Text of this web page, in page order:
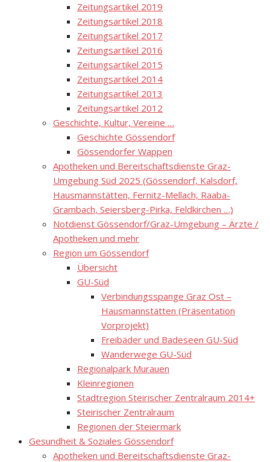
Zeitungsartikel 2019
Zeitungsartikel 2018
Zeitungsartikel 2017
Zeitungsartikel 2016
Zeitungsartikel 2015
Zeitungsartikel 2014
Zeitungsartikel 2013
Zeitungsartikel 2012
Geschichte, Kultur, Vereine …
Geschichte Gössendorf
Gössendorfer Wappen
Apotheken und Bereitschaftsdienste Graz-
Umgebung Süd 2025 (Gössendorf, Kalsdorf,
Hausmannstätten, Fernitz-Mellach, Raaba-
Grambach, Seiersberg-Pirka, Feldkirchen …)
Notdienst Gössendorf/Graz-Umgebung – Ärzte /
Apotheken und mehr
Region um Gössendorf
Übersicht
GU-Süd
Verbindungsspange Graz Ost –
Hausmannstätten (Präsentation
Vorprojekt)
Freibäder und Badeseen GU-Süd
Wanderwege GU-Süd
Regionalpark Murauen
Kleinregionen
Stadtregion Steirischer Zentralraum 2014+
Steirischer Zentralraum
Regionen der Steiermark
Gesundheit & Soziales Gössendorf
Apotheken und Bereitschaftsdienste Graz-